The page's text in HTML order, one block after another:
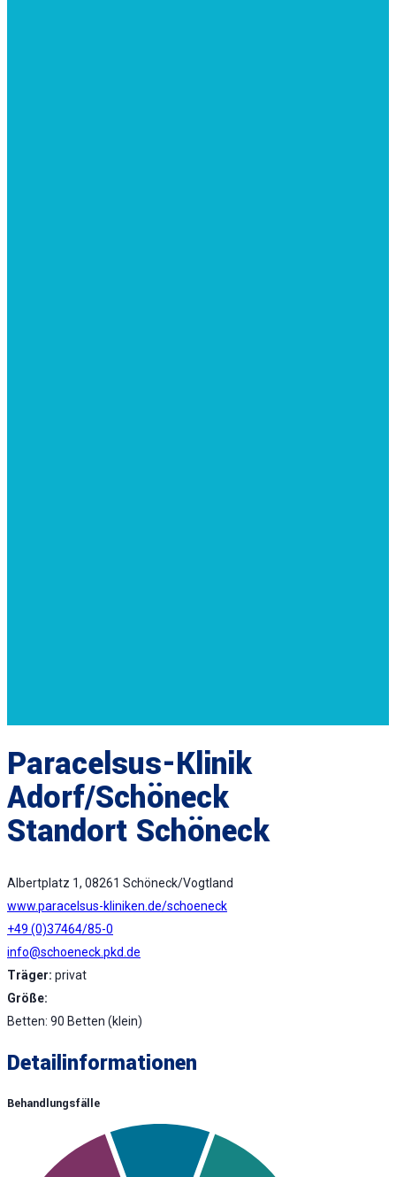
Paracelsus-Klinik
Adorf/Schöneck
Standort Schöneck
Albertplatz 1, 08261 Schöneck/Vogtland
www.paracelsus-kliniken.de/schoeneck
+49 (0)37464/85-0
info@schoeneck.pkd.de
Träger: privat
Größe:
Betten: 90 Betten (klein)
Detailinformationen
Behandlungsfälle